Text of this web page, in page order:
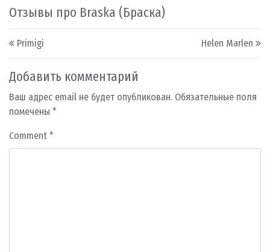
Отзывы про Braska (Браска)
Post navigation
Primigi Helen Marlen
Добавить комментарий
Ваш адрес email не будет опубликован. Обязательные поля
помечены *
Comment *